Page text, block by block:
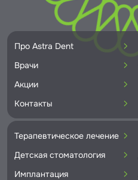
Про Astra Dent
Врачи
Акции
Контакты
Терапевтическое лечение
Детская стоматология
Имплантация